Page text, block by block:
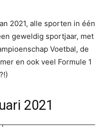
2021, alle sporten in één
geweldig sportjaar, met
Voetbal, de
en ook veel Formule 1
2021